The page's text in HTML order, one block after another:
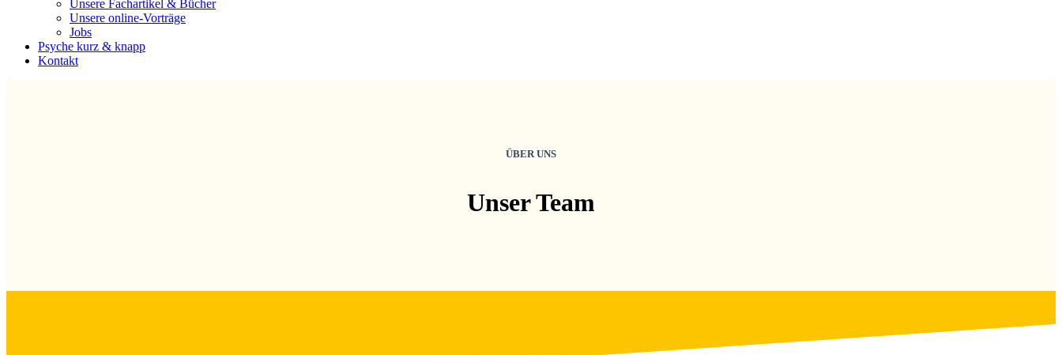
Unsere Fachartikel & Bücher
Unsere online-Vorträge
Jobs
Psyche kurz & knapp
Kontakt
ÜBER UNS
Unser Team